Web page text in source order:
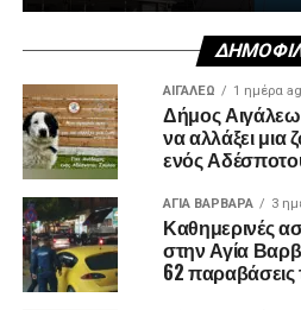
ΑΙΓΑΛΕΩ 1 ημέρα
Δήμος
να αλλάξει μια
ενός
ΑΓΙΑ ΒΑΡΒΑΡΑ 3
Καθημερινές
στην Αγία
62